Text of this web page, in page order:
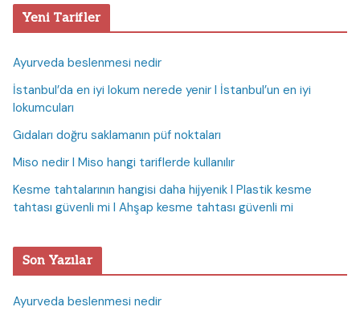
Yeni Tarifler
Ayurveda beslenmesi nedir
İstanbul’da en iyi lokum nerede yenir I İstanbul’un en iyi
lokumcuları
Gıdaları doğru saklamanın püf noktaları
Miso nedir I Miso hangi tariflerde kullanılır
Kesme tahtalarının hangisi daha hijyenik I Plastik kesme
tahtası güvenli mi I Ahşap kesme tahtası güvenli mi
Son Yazılar
Ayurveda beslenmesi nedir